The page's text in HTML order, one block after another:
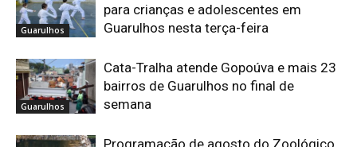
Guarulhos
para crianças e adolescentes em
Guarulhos nesta terça-feira
Guarulhos
Cata-Tralha atende Gopoúva e mais 23
bairros de Guarulhos no final de
semana
Programação de agosto do Zoológico